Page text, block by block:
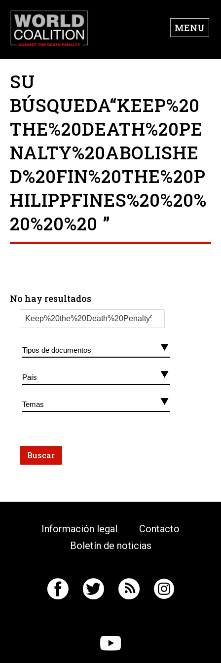
MENU
SU
BÚSQUEDA“KEEP%20
THE%20DEATH%20PE
NALTY%20ABOLISHE
D%20FIN%20THE%20P
HILIPPFINES%20%20%
20%20%20 ”
No hay resultados
Información legal
Contacto
Boletín de noticias